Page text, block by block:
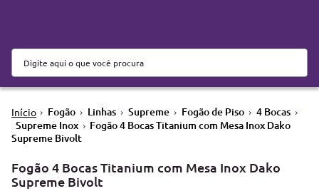
Fogão Linhas Supreme Fogão de Piso
4 Bocas
Supreme Inox
Fogão 4 Bocas Titanium com Mesa Inox Dako
Supreme Bivolt
Fogão 4 Bocas Titanium com Mesa Inox Dako
Supreme Bivolt